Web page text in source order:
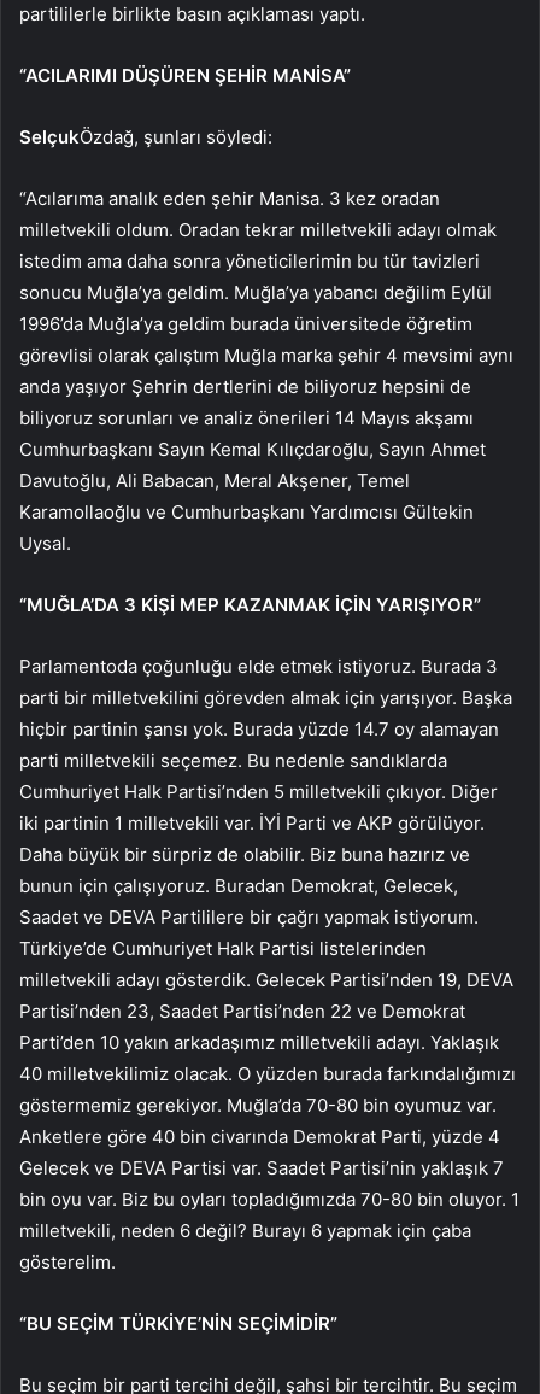
partililerle birlikte basın açıklaması yaptı.
“ACILARIMI DÜŞÜREN ŞEHİR MANİSA”
SelçukÖzdağ, şunları söyledi:
“Acılarıma analık eden şehir Manisa. 3 kez oradan
milletvekili oldum. Oradan tekrar milletvekili adayı olmak
istedim ama daha sonra yöneticilerimin bu tür tavizleri
sonucu Muğla’ya geldim. Muğla’ya yabancı değilim Eylül
1996’da Muğla’ya geldim burada üniversitede öğretim
görevlisi olarak çalıştım Muğla marka şehir 4 mevsimi aynı
anda yaşıyor Şehrin dertlerini de biliyoruz hepsini de
biliyoruz sorunları ve analiz önerileri 14 Mayıs akşamı
Cumhurbaşkanı Sayın Kemal Kılıçdaroğlu, Sayın Ahmet
Davutoğlu, Ali Babacan, Meral Akşener, Temel
Karamollaoğlu ve Cumhurbaşkanı Yardımcısı Gültekin
Uysal.
“MUĞLA’DA 3 KİŞİ MEP KAZANMAK İÇİN YARIŞIYOR”
Parlamentoda çoğunluğu elde etmek istiyoruz. Burada 3
parti bir milletvekilini görevden almak için yarışıyor. Başka
hiçbir partinin şansı yok. Burada yüzde 14.7 oy alamayan
parti milletvekili seçemez. Bu nedenle sandıklarda
Cumhuriyet Halk Partisi’nden 5 milletvekili çıkıyor. Diğer
iki partinin 1 milletvekili var. İYİ Parti ve AKP görülüyor.
Daha büyük bir sürpriz de olabilir. Biz buna hazırız ve
bunun için çalışıyoruz. Buradan Demokrat, Gelecek,
Saadet ve DEVA Partililere bir çağrı yapmak istiyorum.
Türkiye’de Cumhuriyet Halk Partisi listelerinden
milletvekili adayı gösterdik. Gelecek Partisi’nden 19, DEVA
Partisi’nden 23, Saadet Partisi’nden 22 ve Demokrat
Parti’den 10 yakın arkadaşımız milletvekili adayı. Yaklaşık
40 milletvekilimiz olacak. O yüzden burada farkındalığımızı
göstermemiz gerekiyor. Muğla’da 70-80 bin oyumuz var.
Anketlere göre 40 bin civarında Demokrat Parti, yüzde 4
Gelecek ve DEVA Partisi var. Saadet Partisi’nin yaklaşık 7
bin oyu var. Biz bu oyları topladığımızda 70-80 bin oluyor. 1
milletvekili, neden 6 değil? Burayı 6 yapmak için çaba
gösterelim.
“BU SEÇİM TÜRKİYE’NİN SEÇİMİDİR”
Bu seçim bir parti tercihi değil, şahsi bir tercihtir. Bu seçim